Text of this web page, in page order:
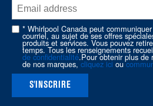
page * Whirlpool Canada peut
courriel, au sujet de ses offres
produits et services. Vous pouvez
temps. Tous les renseignements
de confidentialité.Pour obtenir plus de
de nos marques, cliquez ici ou
S'INSCRIRE